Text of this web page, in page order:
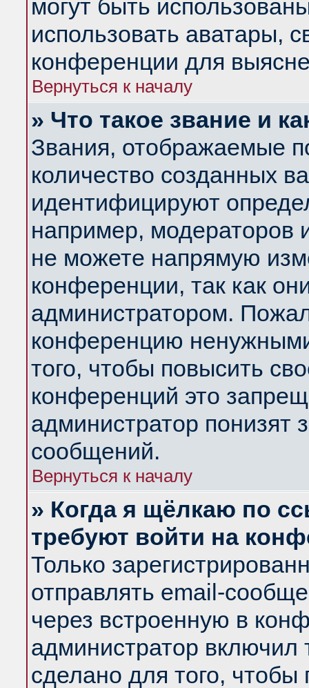
могут быть
использовать аватары,
конференции для
Вернуться к началу
» Что такое звание и
Звания, отображаемые
количество созданных
идентифицируют
например, модераторов
не можете напрямую
конференции, так как
администратором.
конференцию
того, чтобы повысить
конференций это
администратор понизят
сообщений.
Вернуться к началу
» Когда я щёлкаю по
требуют войти на
Только
отправлять email-
через встроенную в
администратор
сделано для того, чтобы